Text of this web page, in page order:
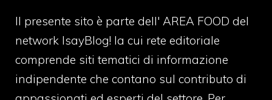
Il presente sito è parte dell' AREA FOOD del
network IsayBlog! la cui rete editoriale
comprende siti tematici di informazione
indipendente che contano sul contributo di